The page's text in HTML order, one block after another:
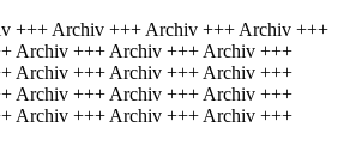
+++ Archiv +++ Archiv +++ Archiv +++
Archiv +++ Archiv +++ Archiv +++
Archiv +++ Archiv +++ Archiv +++
Archiv +++ Archiv +++ Archiv +++
Archiv +++ Archiv +++ Archiv +++